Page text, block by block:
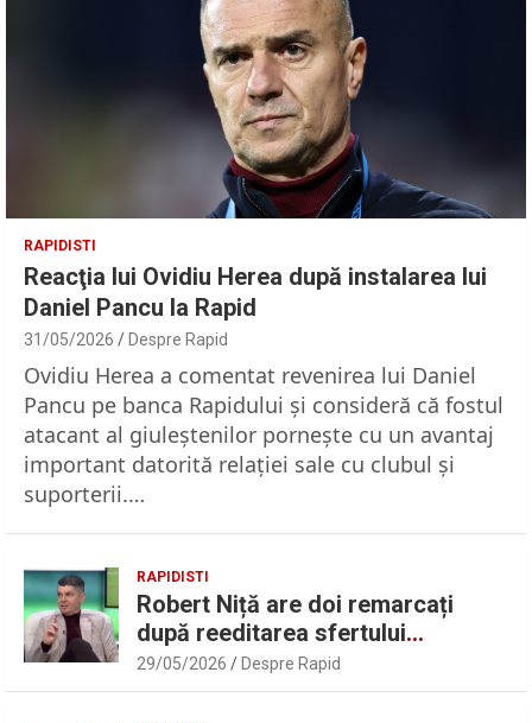
RAPIDISTI
Reacţia lui Ovidiu Herea după instalarea lui
Daniel Pancu la Rapid
31/05/2026 Despre Rapid
Ovidiu Herea a comentat revenirea lui Daniel
Pancu pe banca Rapidului şi consideră că fostul
atacant al giuleştenilor porneşte cu un avantaj
important datorită relaţiei sale cu clubul şi
suporterii.…
RAPIDISTI
Robert Niță are doi remarcați
după reeditarea sfertului
UEFAntastic: „Lideri în teren” |
Sport.ro
29/05/2026 Despre Rapid